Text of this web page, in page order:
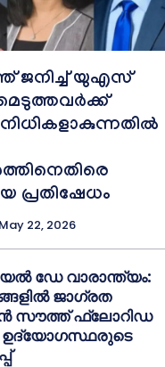
ജനിച്ച് യുഎസ്
പ്രതിഷേധം
May 22, 2026
ഡേ വാരാന്ത്യം:
ജാഗ്രത
സൗത്ത് ഫ്ലോറിഡ